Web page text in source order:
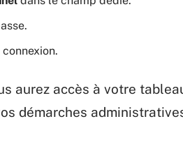
aurez accès à votre
démarches